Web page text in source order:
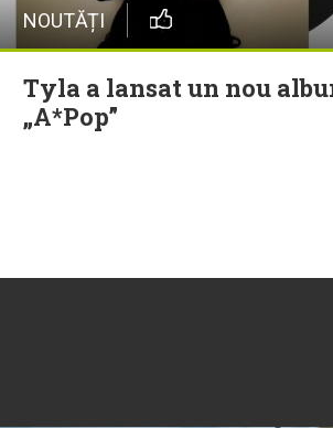
NOUTĂȚI
Tyla a lansat un nou
„A*Pop”